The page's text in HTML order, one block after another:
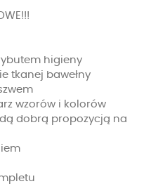
higieny
tkanej bawełny
wzorów i kolorów
dobrą propozycją na